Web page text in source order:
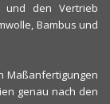
den Vertrieb
Bambus und
Maßanfertigungen
genau nach den